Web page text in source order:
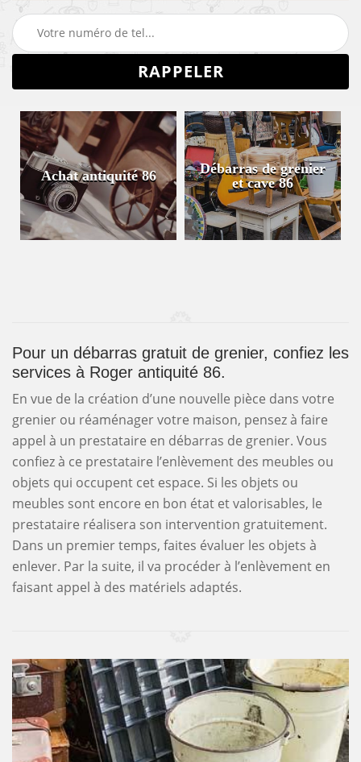
Achat antiquité 86
Débarras de grenier
et cave 86
Pour un débarras gratuit de grenier, confiez les
services à Roger antiquité 86.
En vue de la création d’une nouvelle pièce dans votre
grenier ou réaménager votre maison, pensez à faire
appel à un prestataire en débarras de grenier. Vous
confiez à ce prestataire l’enlèvement des meubles ou
objets qui occupent cet espace. Si les objets ou
meubles sont encore en bon état et valorisables, le
prestataire réalisera son intervention gratuitement.
Dans un premier temps, faites évaluer les objets à
enlever. Par la suite, il va procéder à l’enlèvement en
faisant appel à des matériels adaptés.